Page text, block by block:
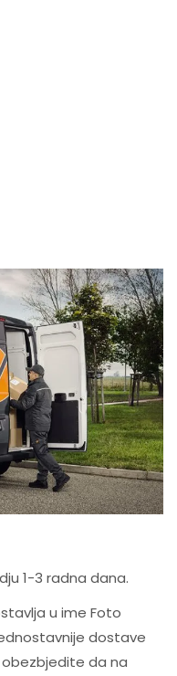
1-3 radna dana.
u ime Foto
dostave
da na